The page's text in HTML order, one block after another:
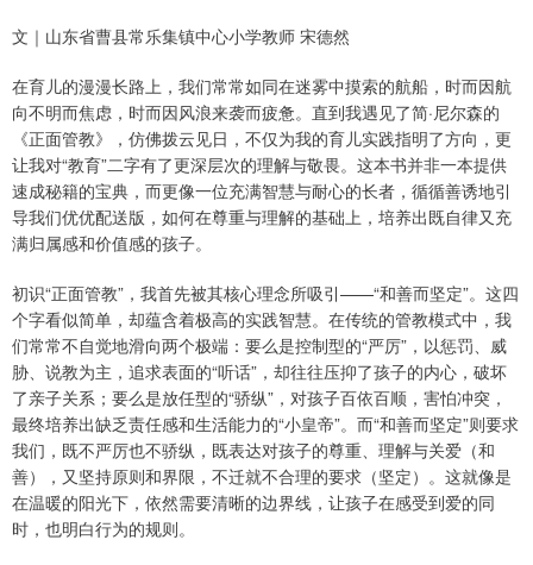
文｜山东省曹县常乐集镇中心小学教师 宋德然
在育儿的漫漫长路上，我们常常如同在迷雾中摸索的航船，时而因航
向不明而焦虑，时而因风浪来袭而疲惫。直到我遇见了简·尼尔森的
《正面管教》，仿佛拨云见日，不仅为我的育儿实践指明了方向，更
让我对“教育”二字有了更深层次的理解与敬畏。这本书并非一本提供
速成秘籍的宝典，而更像一位充满智慧与耐心的长者，循循善诱地引
导我们优优配送版，如何在尊重与理解的基础上，培养出既自律又充
满归属感和价值感的孩子。
初识“正面管教”，我首先被其核心理念所吸引——“和善而坚定”。这四
个字看似简单，却蕴含着极高的实践智慧。在传统的管教模式中，我
们常常不自觉地滑向两个极端：要么是控制型的“严厉”，以惩罚、威
胁、说教为主，追求表面的“听话”，却往往压抑了孩子的内心，破坏
了亲子关系；要么是放任型的“骄纵”，对孩子百依百顺，害怕冲突，
最终培养出缺乏责任感和生活能力的“小皇帝”。而“和善而坚定”则要求
我们，既不严厉也不骄纵，既表达对孩子的尊重、理解与关爱（和
善），又坚持原则和界限，不迁就不合理的要求（坚定）。这就像是
在温暖的阳光下，依然需要清晰的边界线，让孩子在感受到爱的同
时，也明白行为的规则。